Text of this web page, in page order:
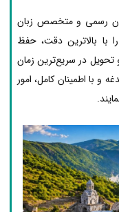
رسمی و متخصص زبان
با بالاترین دقت، حفظ
در سریع‌ترین زمان
و با اطمینان کامل، امور